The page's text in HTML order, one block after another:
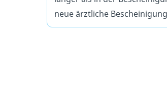
neue ärztliche